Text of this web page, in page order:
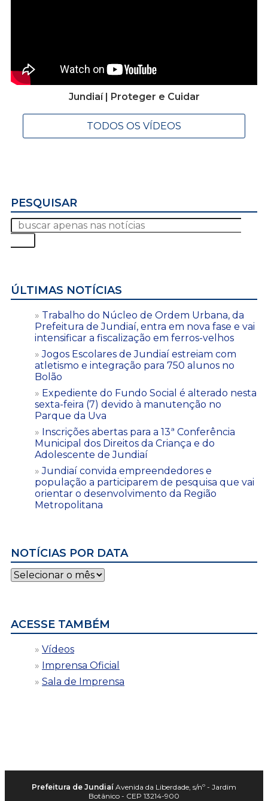
Jundiaí | Proteger e Cuidar
TODOS OS VÍDEOS
PESQUISAR
ÚLTIMAS NOTÍCIAS
Trabalho do Núcleo de Ordem Urbana, da
Prefeitura de Jundiaí, entra em nova fase e vai
intensificar a fiscalização em ferros-velhos
Jogos Escolares de Jundiaí estreiam com
atletismo e integração para 750 alunos no
Bolão
Expediente do Fundo Social é alterado nesta
sexta-feira (7) devido à manutenção no
Parque da Uva
Inscrições abertas para a 13ª Conferência
Municipal dos Direitos da Criança e do
Adolescente de Jundiaí
Jundiaí convida empreendedores e
população a participarem de pesquisa que vai
orientar o desenvolvimento da Região
Metropolitana
NOTÍCIAS POR DATA
Notícias
por
ACESSE TAMBÉM
Vídeos
Imprensa Oficial
Sala de Imprensa
Prefeitura de Jundiaí Avenida da Liberdade, s/nº - Jardim
Botânico - CEP 13214-900